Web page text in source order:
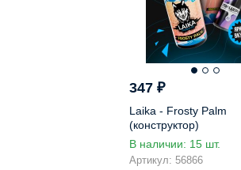
347 ₽
Laika - Frosty Palm
(конструктор)
В наличии: 15 шт.
Артикул: 56866